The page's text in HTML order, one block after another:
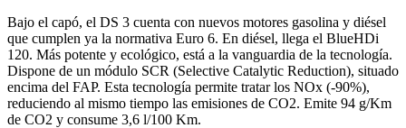
Bajo el capó, el DS 3 cuenta con nuevos motores gasolina y diésel
que cumplen ya la normativa Euro 6. En diésel, llega el BlueHDi
120. Más potente y ecológico, está a la vanguardia de la tecnología.
Dispone de un módulo SCR (Selective Catalytic Reduction), situado
encima del FAP. Esta tecnología permite tratar los NOx (-90%),
reduciendo al mismo tiempo las emisiones de CO2. Emite 94 g/Km
de CO2 y consume 3,6 l/100 Km.